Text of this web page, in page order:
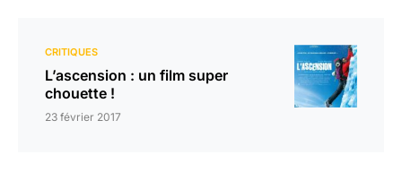
CRITIQUES
L’ascension : un film super
chouette !
23 février 2017